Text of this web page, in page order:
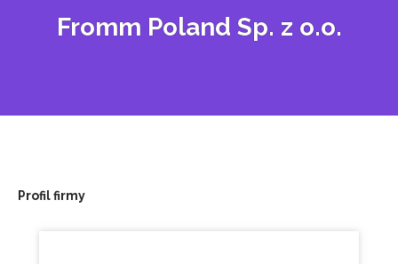
Fromm Poland Sp. z o.o.
Profil firmy